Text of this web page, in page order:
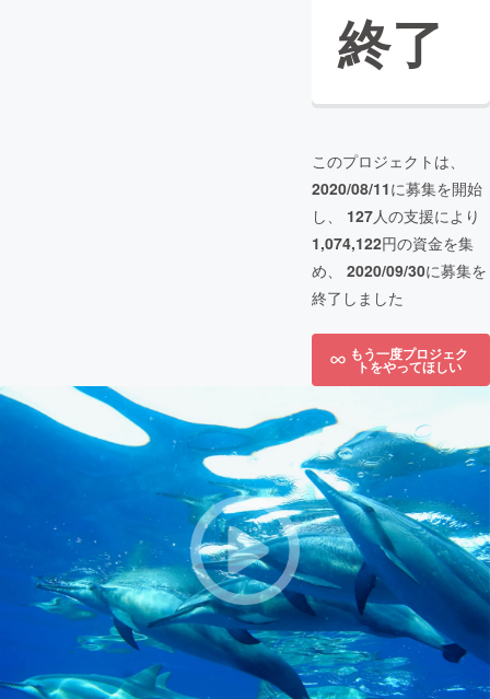
終了
このプロジェクトは、
2020/08/11に募集を開始
し、 127人の支援により
1,074,122円の資金を集
め、 2020/09/30に募集を
終了しました
もう一度プロジェク
トをやってほしい